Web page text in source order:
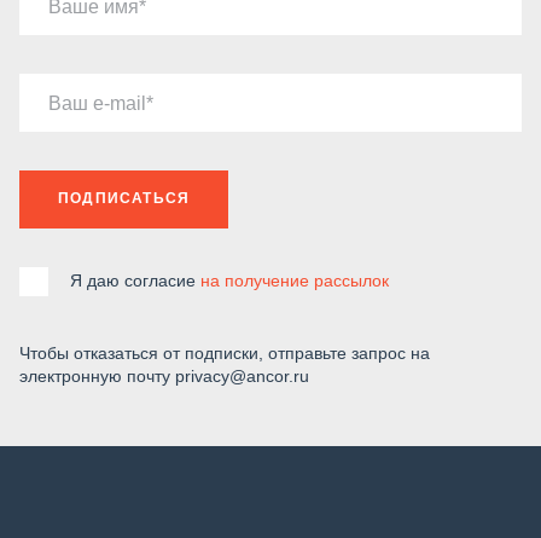
Ваше имя
Ваш e-mail
ПОДПИСАТЬСЯ
Я даю согласие на получение рассылок
Чтобы отказаться от подписки, отправьте запрос на
электронную почту privacy@ancor.ru